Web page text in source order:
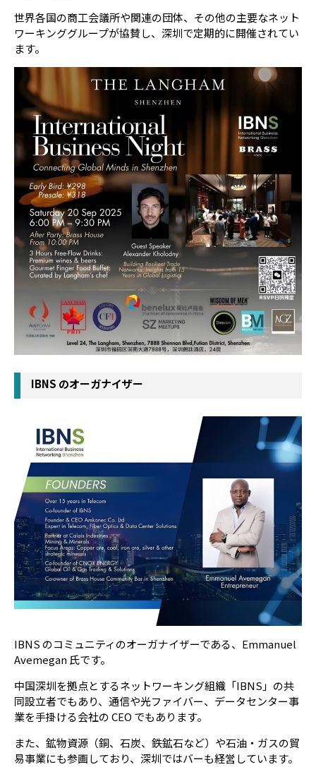
世界各国の商工会議所や関連の団体、その他の主要なネット
ワーキンググループが協賛し、深圳で定期的に開催されてい
ます。
IBNS のオーガナイザー
IBNS のコミュニティのオーガナイザーである、Emmanuel
Avemegan 氏です。
中国深圳を拠点とするネットワーキング組織「IBNS」の共
同設立者でもあり、通信や光ファイバー、データセンター事
業を手掛ける会社の CEO でもあります。
また、鉱物資源（銅、石炭、鉄鉱石など）や石油・ガスの貿
易事業にも参画しており、深圳ではバーも経営しています。